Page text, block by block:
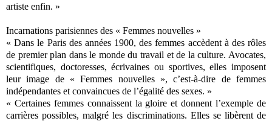
artiste enfin. »
Incarnations parisiennes des « Femmes nouvelles »
« Dans le Paris des années 1900, des femmes accèdent à des rôles
de premier plan dans le monde du travail et de la culture. Avocates,
scientifiques, doctoresses, écrivaines ou sportives, elles imposent
leur image de « Femmes nouvelles », c’est-à-dire de femmes
indépendantes et convaincues de l’égalité des sexes. »
« Certaines femmes connaissent la gloire et donnent l’exemple de
carrières possibles, malgré les discriminations. Elles se libèrent de